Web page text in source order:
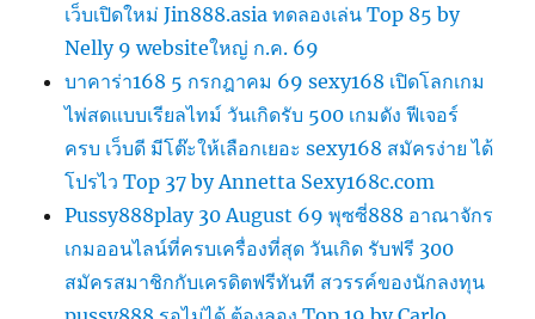
เว็บเปิดใหม่ Jin888.asia ทดลองเล่น Top 85 by
Nelly 9 websiteใหญ่ ก.ค. 69
บาคาร่า168 5 กรกฎาคม 69 sexy168 เปิดโลกเกม
ไพ่สดแบบเรียลไทม์ วันเกิดรับ 500 เกมดัง ฟีเจอร์
ครบ เว็บดี มีโต๊ะให้เลือกเยอะ sexy168 สมัครง่าย ได้
โปรไว Top 37 by Annetta Sexy168c.com
Pussy888play 30 August 69 พุซซี่888 อาณาจักร
เกมออนไลน์ที่ครบเครื่องที่สุด วันเกิด รับฟรี 300
สมัครสมาชิกกับเครดิตฟรีทันที สวรรค์ของนักลงทุน